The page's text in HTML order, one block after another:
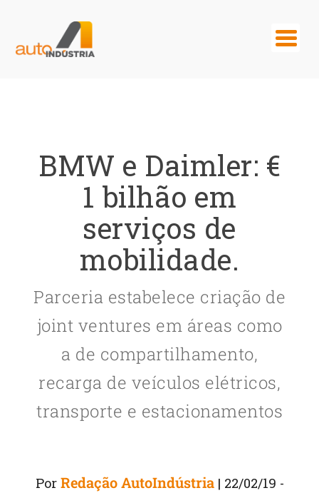
BMW e Daimler: €
1 bilhão em
serviços de
mobilidade.
Parceria estabelece criação de
joint ventures em áreas como
a de compartilhamento,
recarga de veículos elétricos,
transporte e estacionamentos
Por Redação AutoIndústria| 22/02/19 -